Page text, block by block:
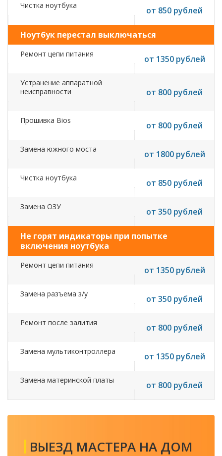
Чистка ноутбука от 850 рублей
Ноутбук перестал выключаться
Ремонт цепи питания от 1350 рублей
Устранение аппаратной
неисправности
от 800 рублей
Прошивка Bios от 800 рублей
Замена южного моста от 1800 рублей
Чистка ноутбука от 850 рублей
Замена ОЗУ от 350 рублей
Не горят индикаторы при попытке
включения ноутбука
Ремонт цепи питания от 1350 рублей
Замена разъема з/у от 350 рублей
Ремонт после залития от 800 рублей
Замена мультиконтроллера от 1350 рублей
Замена материнской платы от 800 рублей
ВЫЕЗД МАСТЕРА НА ДОМ